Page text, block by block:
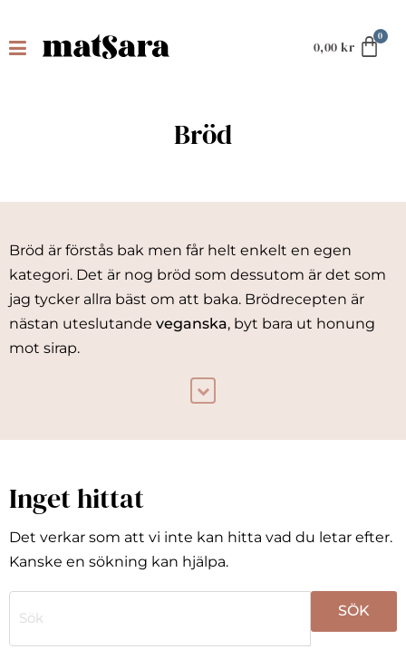
0,00 kr
Bröd
Bröd är förstås bak men får helt enkelt en egen
kategori. Det är nog bröd som dessutom är det som
jag tycker allra bäst om att baka. Brödrecepten är
nästan uteslutande veganska, byt bara ut honung
mot sirap.
Inget hittat
Det verkar som att vi inte kan hitta vad du letar efter.
Kanske en sökning kan hjälpa.